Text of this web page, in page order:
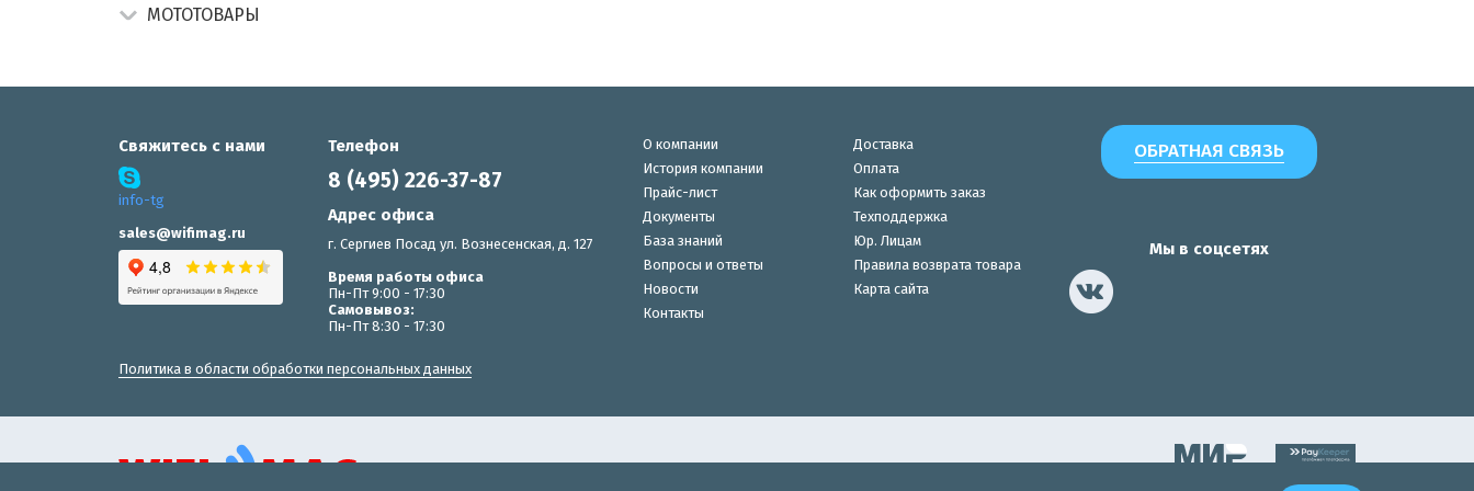
МОТОТОВАРЫ
Свяжитесь с нами
info-tg
sales@wifimag.ru
Телефон
8 (495) 226-37-87
Адрес офиса
г. Сергиев Посад ул. Вознесенская, д. 127
Время работы офиса
Пн-Пт 9:00 - 17:30
Самовывоз:
Пн-Пт 8:30 - 17:30
О компании
История компании
Прайс-лист
Документы
База знаний
Вопросы и ответы
Новости
Контакты
Доставка
Оплата
Как оформить заказ
Техподдержка
Юр. Лицам
Правила возврата товара
Карта сайта
ОБРАТНАЯ СВЯЗЬ
Мы в соцсетях
Политика в области обработки персональных данных